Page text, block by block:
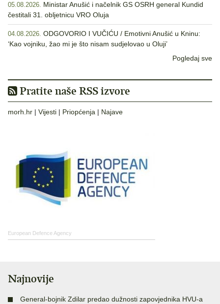
05.08.2026. Ministar Anušić i načelnik GS OSRH general Kundid
čestitali 31. obljetnicu VRO Oluja
04.08.2026. ODGOVORIO I VUČIĆU / Emotivni Anušić u Kninu:
‘Kao vojniku, žao mi je što nisam sudjelovao u Oluji’
Pogledaj sve
Pratite naše RSS izvore
morh.hr | Vijesti | Priopćenja | Najave
European Defence Agency
Najnovije
General-bojnik Zdilar predao dužnosti zapovjednika HVU-a